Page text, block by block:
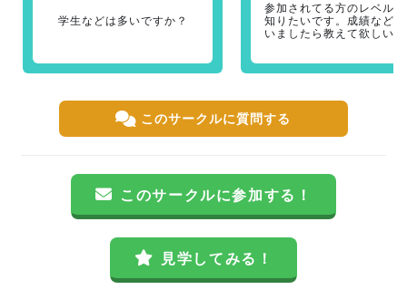
学生などは多いですか？
参加されてる方のレベル
知りたいです。成績など
いましたら教えて欲しい
このサークルに質問する
このサークルに参加する！
見学してみる！